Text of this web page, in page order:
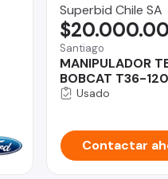
Superbid Chile SA
Santiago
MANIPULADOR
BOBCAT T36-
Usado
Contactar